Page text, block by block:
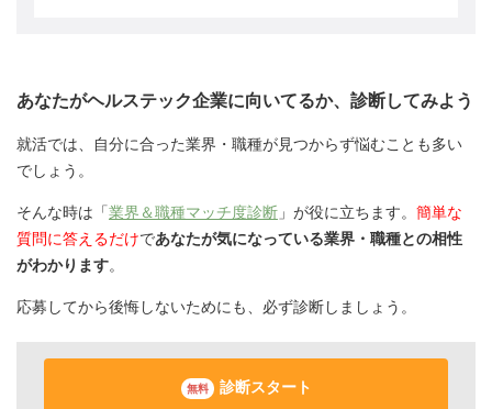
あなたがヘルステック企業に向いてるか、診断してみよう
就活では、自分に合った業界・職種が見つからず悩むことも多い
でしょう。
そんな時は「業界＆職種マッチ度診断 」が役に立ちます。 簡単な
質問に答えるだけであなたが気になっている業界・職種との相性
がわかります。
応募してから後悔しないためにも、必ず診断しましょう。
無料 診断スタート